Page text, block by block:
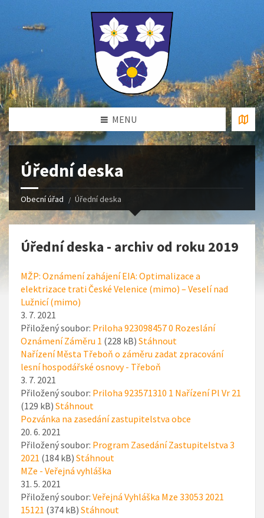
MENU
Úřední deska
Obecní úřad Úřední deska
Úřední deska - archiv od roku 2019
MŽP: Oznámení zahájení EIA: Optimalizace a
elektrizace trati České Velenice (mimo) – Veselí nad
Lužnicí (mimo)
3. 7. 2021
Přiložený soubor: Priloha 923098457 0 Rozeslání
Oznámení Záměru 1 (228 kB) Stáhnout
Nařízení Města Třeboň o záměru zadat zpracování
lesní hospodářské osnovy - Třeboň
3. 7. 2021
Přiložený soubor: Priloha 923571310 1 Nařízení Pl Vr 21
(129 kB) Stáhnout
Pozvánka na zasedání zastupitelstva obce
20. 6. 2021
Přiložený soubor: Program Zasedání Zastupitelstva 3
2021 (184 kB) Stáhnout
MZe - Veřejná vyhláška
31. 5. 2021
Přiložený soubor: Veřejná Vyhláška Mze 33053 2021
15121 (374 kB) Stáhnout